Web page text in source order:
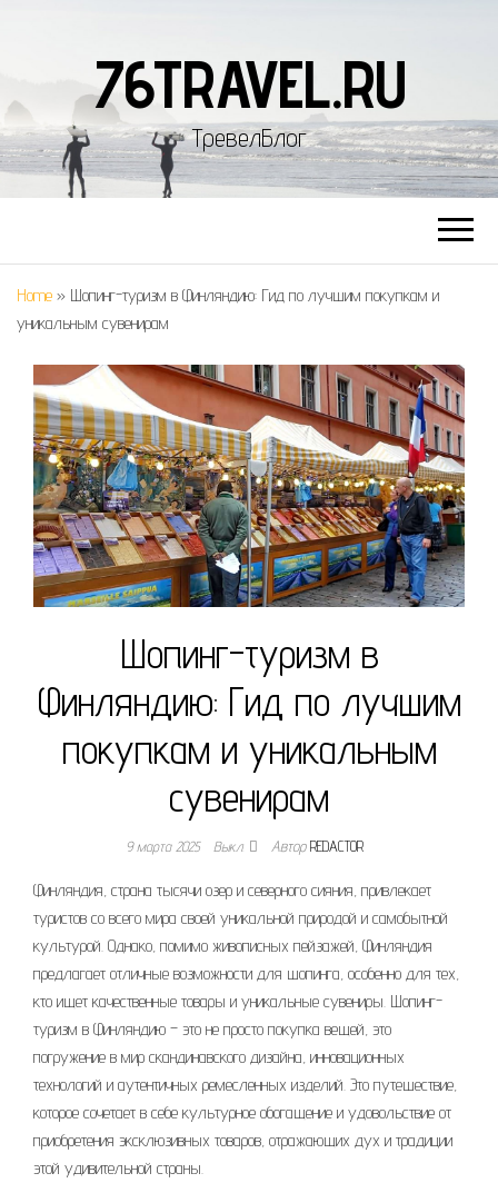
76TRAVEL.RU
ТревелБлог
Home » Шопинг-туризм в Финляндию: Гид по лучшим покупкам и
уникальным сувенирам
Шопинг-туризм в
Финляндию: Гид по лучшим
покупкам и уникальным
сувенирам
9 марта 2025 Выкл. АвторREDACTOR
Финляндия, страна тысячи озер и северного сияния, привлекает
туристов со всего мира своей уникальной природой и самобытной
культурой. Однако, помимо живописных пейзажей, Финляндия
предлагает отличные возможности для шопинга, особенно для тех,
кто ищет качественные товары и уникальные сувениры. Шопинг-
туризм в Финляндию – это не просто покупка вещей, это
погружение в мир скандинавского дизайна, инновационных
технологий и аутентичных ремесленных изделий. Это путешествие,
которое сочетает в себе культурное обогащение и удовольствие от
приобретения эксклюзивных товаров, отражающих дух и традиции
этой удивительной страны.